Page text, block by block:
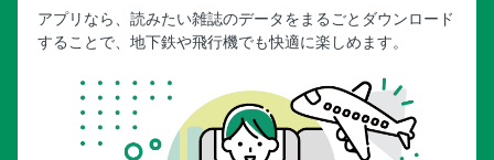
アプリなら、読みたい雑誌のデータをまるごとダウンロード
することで、地下鉄や飛行機でも快適に楽しめます。